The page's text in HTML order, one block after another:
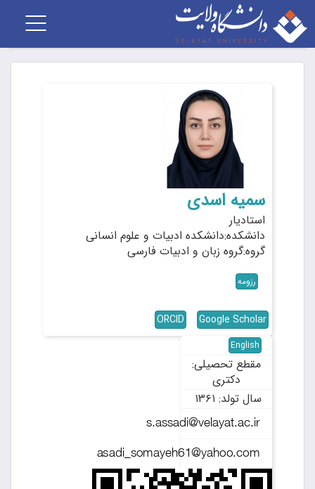
Toggle
سمیه اسدی
استادیار
دانشکده:دانشکده ادبیات و علوم انسانی
گروه:گروه زبان و ادبیات فارسی
رزومه
Google Scholar
ORCID
English
مقطع تحصیلی:
دکتری
سال تولد: ۱۳۶۱